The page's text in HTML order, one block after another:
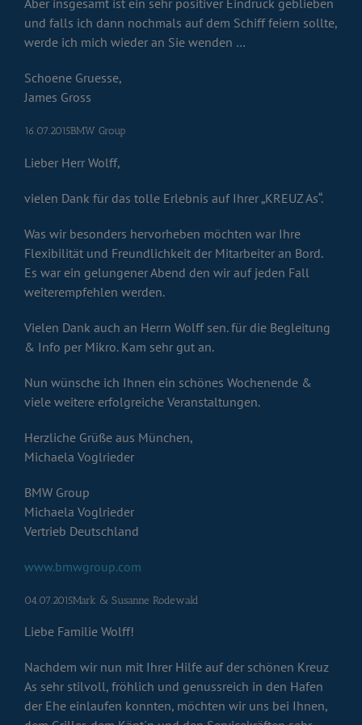
Aber insgesamt ist ein sehr positiver Eindruck geblieben
und falls ich dann nochmals auf dem Schiff feiern sollte,
werde ich mich wieder an Sie wenden …
Schoene Gruesse,
James Gross
16.07.2015BMW Group
Lieber Herr Wolff,
vielen Dank für das tolle Erlebnis auf Ihrer „KREUZ As“.
Was wir besonders hervorheben möchten war Ihre
Flexibilität und Freundlichkeit der Mitarbeiter an Bord.
Es war ein gelungener Abend den wir auf jeden Fall
weiterempfehlen werden.
Vielen Dank auch an Herrn Wolff sen. für die Begleitung
& Info per Mikro. Kam sehr gut an.
Nun wünsche ich Ihnen ein schönes Wochenende &
viele weitere erfolgreiche Veranstaltungen.
Herzliche Grüße aus München,
Michaela Voglrieder
BMW Group
Michaela Voglrieder
Vertrieb Deutschland
www.bmwgroup.com
04.07.2015Mark & Susanne Rodewald
Liebe Familie Wolff!
Nachdem wir nun mit Ihrer Hilfe auf der schönen Kreuz
As sehr stilvoll, fröhlich und genussreich in den Hafen
der Ehe einlaufen konnten, möchten wir uns bei Ihnen,